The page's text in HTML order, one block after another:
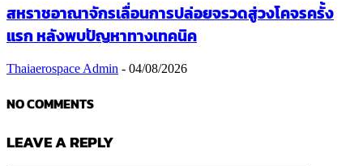
สหราชอาณาจักรเลื่อนการปล่อยจรวดสู่วงโคจรครั้ง
แรก หลังพบปัญหาทางเทคนิค
Thaiaerospace Admin - 04/08/2026
NO COMMENTS
LEAVE A REPLY